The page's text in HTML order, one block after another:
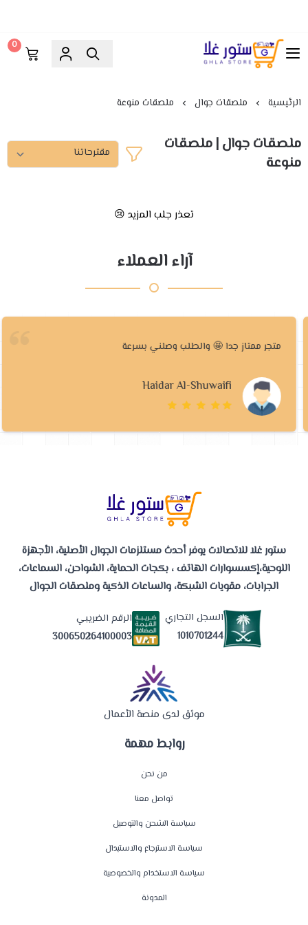
ستور غلا
0
الرئيسية ملصقات جوال ملصقات منوعة
ملصقات جوال | ملصقات
منوعة
تعذر جلب المزيد 😢
آراء العملاء
متجر ممتاز جدا 🤩 والطلب وصلني بسرعة
Haidar Al-Shuwaifi
روابط مهمة
من نحن
تواصل معنا
سياسة الشحن والتوصيل
سياسة الاسترجاع والاستبدال
سياسة الاستخدام والخصوصية
المدونة
ستور غلا للاتصالات يوفر أحدث مستلزمات الجوال الأصلية، الأجهزة
اللوحية،إكسسوارات الهاتف ، بكجات الحماية، الشواحن، السماعات،
الجرابات، مقويات الشبكة، والساعات الذكية وملصقات الجوال
السجل التجاري
1010701244
الرقم الضريبي
300650264100003
موثق لدى منصة الأعمال